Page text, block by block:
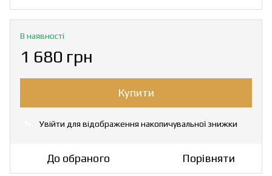
В наявності
1 680 грн
Купити
Увійти для відображення накопичувальної знижки
До обраного Порівняти